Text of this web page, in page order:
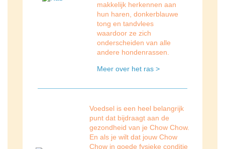
makkelijk herkennen aan
hun haren, donkerblauwe
tong en tandvlees
waardoor ze zich
onderscheiden van alle
andere hondenrassen.
Meer over het ras >
Voedsel is een heel belangrijk
punt dat bijdraagt ​​aan de
gezondheid van je Chow Chow.
En als je wilt dat jouw Chow
Chow in goede fysieke conditie